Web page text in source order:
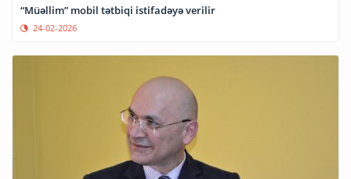
“Müəllim” mobil tətbiqi istifadəyə verilir
24-02-2026